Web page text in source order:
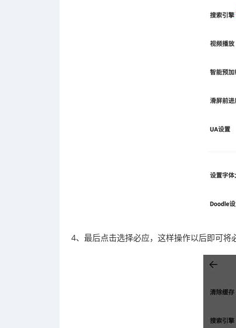
4、最后点击选择必应，这样操作以后即可将